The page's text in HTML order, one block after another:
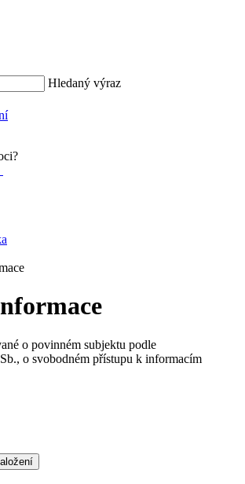
Hledaný výraz
o povinném subjektu podle
o svobodném přístupu k informacím